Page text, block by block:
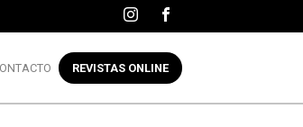
REVISTAS ONLINE